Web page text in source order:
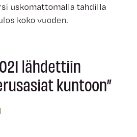
uskomattomalla tahdilla
koko vuoden.
lähdettiin
kuntoon”